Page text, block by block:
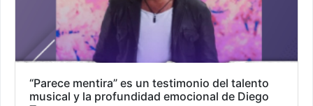
“Parece mentira” es un testimonio del talento
musical y la profundidad emocional de Diego